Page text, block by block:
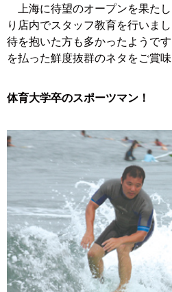
上海に待望のオープンを果た
り店内でスタッフ教育を行いま
待を抱いた方も多かったようで
を払った鮮度抜群のネタをご賞味
体育大学卒のスポーツマン！